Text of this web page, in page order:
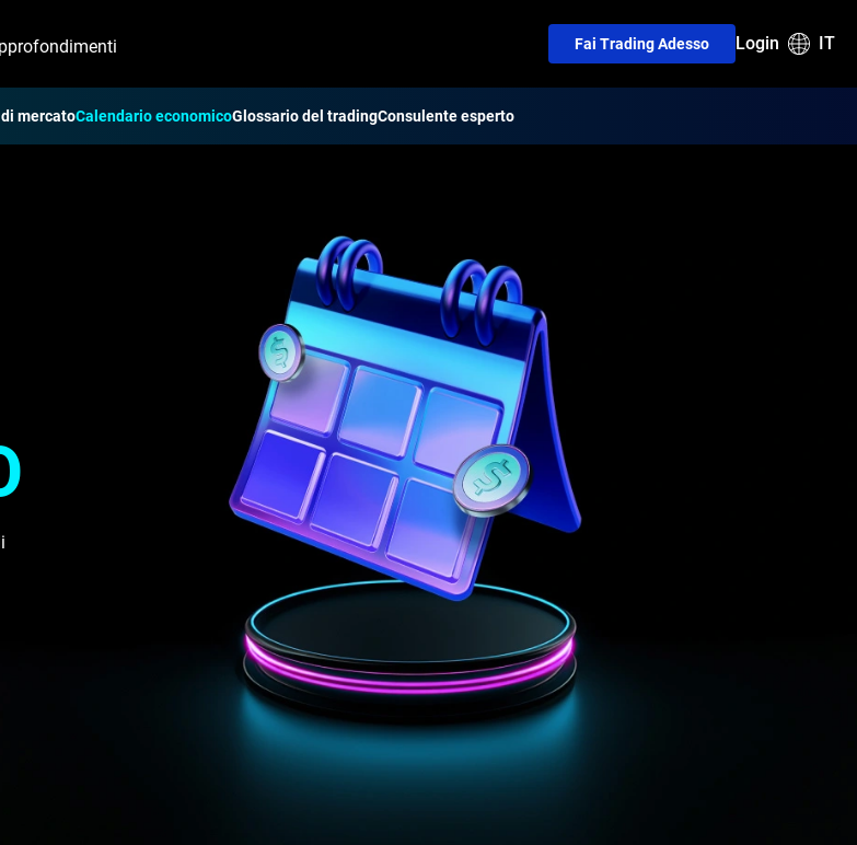
Fai Trading Adesso Login IT
mercatoCalendario economicoGlossario del tradingConsulente esperto